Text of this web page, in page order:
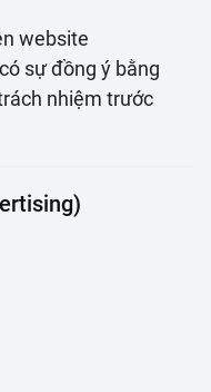
website
sự đồng ý bằng
nhiệm trước